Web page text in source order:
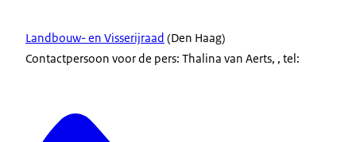
Landbouw- en Visserijraad (Den Haag)
Contactpersoon voor de pers: Thalina van Aerts, , tel: